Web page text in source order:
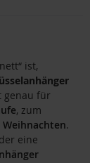
ist,
genau für
, zum
Weihnachten.
eine